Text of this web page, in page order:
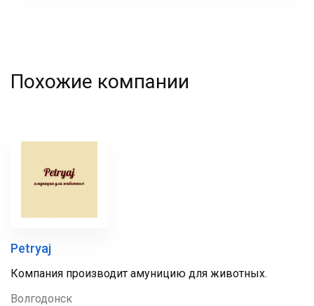
Похожие компании
Petryaj
Компания производит амуницию для животных.
Волгодонск